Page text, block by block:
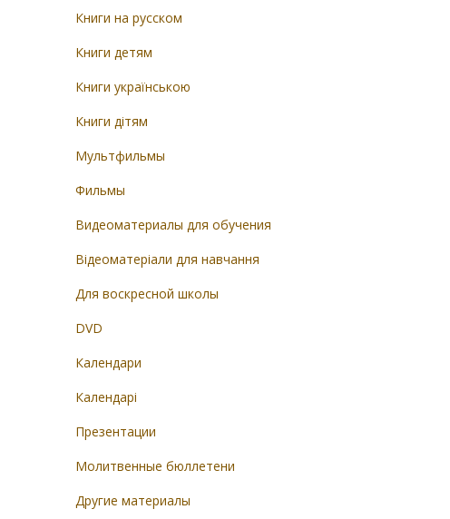
Книги на русском
Книги детям
Книги українською
Книги дітям
Мультфильмы
Фильмы
Видеоматериалы для обучения
Відеоматеріали для навчання
Для воскресной школы
DVD
Календари
Календарі
Презентации
Молитвенные бюллетени
Другие материалы